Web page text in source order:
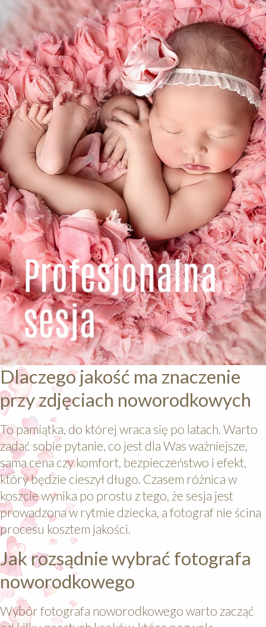
Dlaczego jakość ma znaczenie
przy zdjęciach noworodkowych
To pamiątka, do której wraca się po latach. Warto
zadać sobie pytanie, co jest dla Was ważniejsze,
sama cena czy komfort, bezpieczeństwo i efekt,
który będzie cieszył długo. Czasem różnica w
koszcie wynika po prostu z tego, że sesja jest
prowadzona w rytmie dziecka, a fotograf nie ścina
procesu kosztem jakości.
Jak rozsądnie wybrać fotografa
noworodkowego
Wybór fotografa noworodkowego warto zacząć